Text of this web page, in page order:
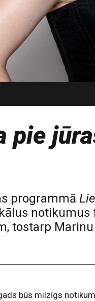
pie
programmā
notikumus
tostarp
būs milzīgs